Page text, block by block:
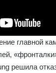
главной
решила